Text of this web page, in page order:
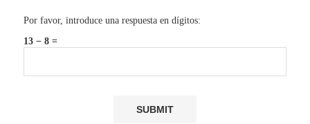
Por favor, introduce una respuesta en dígitos:
13 − 8 =